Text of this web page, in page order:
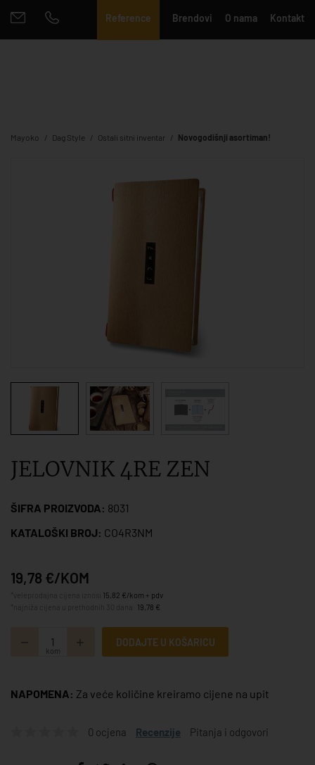
Reference Brendovi O nama Kontakt
Mayoko Dag Style Ostali sitni inventar Novogodišnji asortiman!
JELOVNIK 4RE ZEN
ŠIFRA PROIZVODA: 8031
KATALOŠKI BROJ: CO4R3NM
19,78 €/KOM
15,82 €/kom + pdv
19,78 €
kom
DODAJTE U KOŠARICU
NAPOMENA: Za veće količine kreiramo cijene na upit
0 ocjena Recenzije Pitanja i odgovori